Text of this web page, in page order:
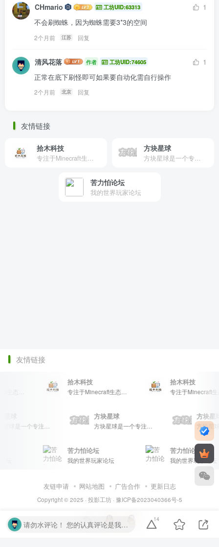
CHmario 工坊UID:63313
1
不会刷蜘蛛，因为蜘蛛需要3*3的空间
2个月前 江苏 回复
清风花落 作者 工坊UID:74605
1
正常在底下刷怪即可如果要自动化需自行操作
2个月前 北京 回复
友情链接
拾木科技
专注于Minecraft生态建设
方块星球
方块星球是一个专注于我的世界的中文论坛，提供丰富的资源分享、玩家交流和创意展示，包括地图、皮肤、数据包等内容，打造Minecraft玩家的专属社区乐园！
苦力怕论坛
我的世界玩家论坛
友情链接
拾木科技
专注于Minecraft生态建设
拾木科技
方块星球 方块
苦力怕论坛
我的世界玩家论坛
苦力怕论坛
我的世界玩家论坛
友链申请 网站地图 广告合作 更新日志
Copyright © 2025 · 投影工坊· 豫ICP备2023040366号-5
请勿水评论！ 您的认真评论是我们的动力。请勿随意输入无意义字符或符号。温馨提示： 对于恶意灌水行为，我们将保留封禁处理的权利。
14